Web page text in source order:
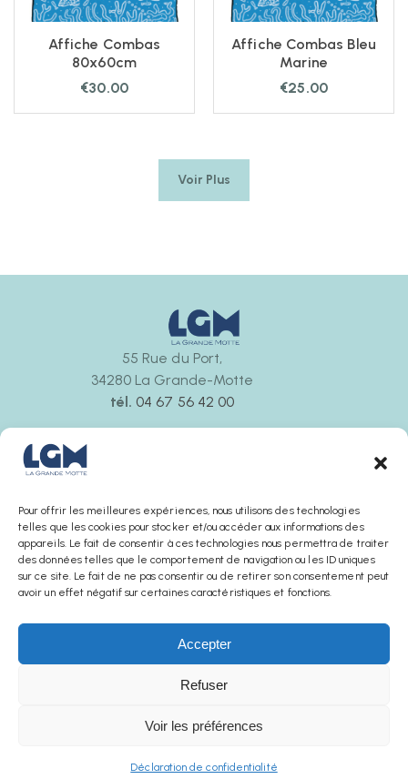
Pour offrir les meilleures expériences, nous utilisons des technologies
telles que les cookies pour stocker et/ou accéder aux informations des
appareils. Le fait de consentir à ces technologies nous permettra de traiter
des données telles que le comportement de navigation ou les ID uniques
sur ce site. Le fait de ne pas consentir ou de retirer son consentement peut
avoir un effet négatif sur certaines caractéristiques et fonctions.
Accepter
Refuser
Voir les préférences
Déclaration de confidentialité
Affiche Combas
80x60cm
€30.00
Affiche Combas Bleu
Marine
€25.00
Voir Plus
55 Rue du Port,
34280 La Grande-Motte
tél. 04 67 56 42 00
de 9h30 à 12h00 et de 14h30 à 18h00
tourisme
Politique de confidentialité Conditions générales de ventes
Français